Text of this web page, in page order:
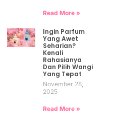
Read More »
Ingin Parfum
Yang Awet
Seharian?
Kenali
Rahasianya
Dan Pilih Wangi
Yang Tepat
November 28,
2025
Read More »